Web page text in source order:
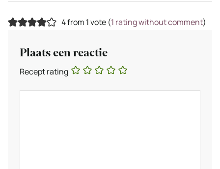
4 from 1 vote (1 rating without comment)
Plaats een reactie
Recept rating